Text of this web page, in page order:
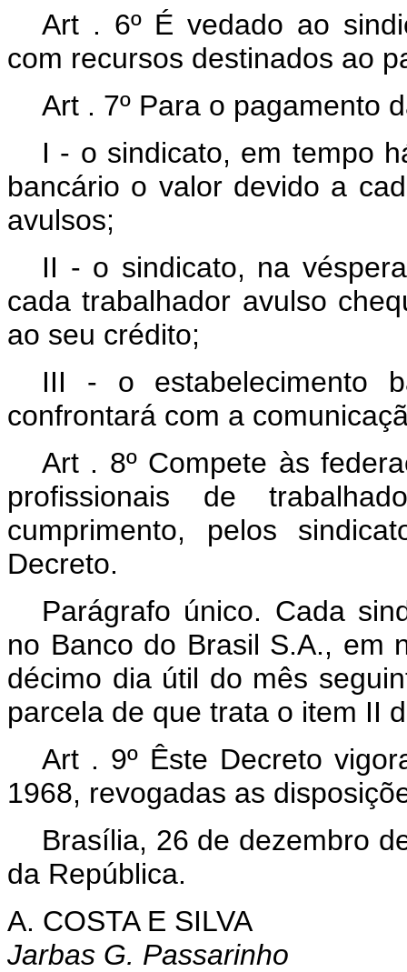
Art . 6º É vedado ao
com recursos destinados ao
Art . 7º Para o pagamento
I - o sindicato, em tempo
bancário o valor devido a
avulsos;
II - o sindicato, na
cada trabalhador avulso
ao seu crédito;
III - o estabelecimento
confrontará com a
Art . 8º Compete às
profissionais de
cumprimento, pelos
Decreto.
Parágrafo único. Cada
no Banco do Brasil S.A., em
décimo dia útil do mês
parcela de que trata o item II
Art . 9º Êste Decreto
1968, revogadas as
Brasília, 26 de dezembro
da República.
A. COSTA E SILVA
Jarbas G. Passarinho